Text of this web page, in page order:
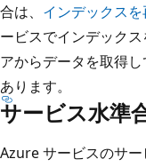
合は、 インデックス
ービスでインデック
アからデータを取得
あります。
サービス水準
Azure サービスのサー